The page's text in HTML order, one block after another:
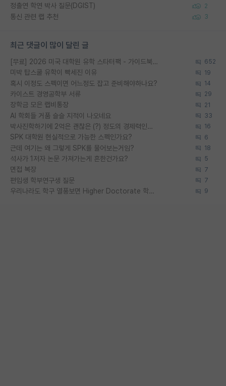
정출연 학연 박사 질문(DGIST) 2
통신 관련 랩 추천 3
최근 댓글이 많이 달린 글
[무료] 2026 미국 대학원 유학 스타터팩 - 가이드북 & 합격자 컨택메일 템플릿 652
미박 탑스쿨 유학이 빡세진 이유 19
혹시 이정도 스펙이면 어느정도 잡고 준비해야하나요? 14
카이스트 경영공학부 서류 29
장학금 모은 랩비통장 21
AI 학회들 거품 슬슬 지적이 나오네요 33
박사진학하기에 2억은 괜찮은 (?) 정도의 경제력인가요 16
SPK 대학원 현실적으로 가능한 스펙인가요? 6
근데 여기는 왜 그렇게 SPK를 물어보는거임? 18
석사가 1저자 논문 가져가는게 흔한건가요? 5
면접 복장 7
편입생 학부연구생 질문 7
우리나라도 학구 열풍보면 Higher Doctorate 학위가 필요하다고 봅니다. 9